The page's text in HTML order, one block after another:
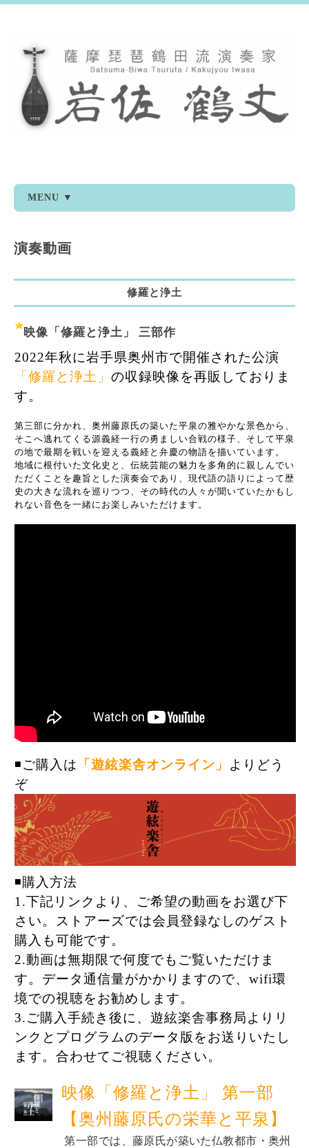
MENU ▼
演奏動画
修羅と浄土
映像「修羅と浄土」 三部作
2022年秋に岩手県奥州市で開催された公演
「修羅と浄土」 の収録映像を再販しておりま
す。
第三部に分かれ、奥州藤原氏の築いた平泉の雅やかな景色から、
そこへ逃れてくる源義経一行の勇ましい合戦の様子、そして平泉
の地で最期を戦いを迎える義経と弁慶の物語を描いています。
地域に根付いた文化史と、伝統芸能の魅力を多角的に親しんでい
ただくことを趣旨とした演奏会であり、現代語の語りによって歴
史の大きな流れを巡りつつ、その時代の人々が聞いていたかもし
れない音色を一緒にお楽しみいただけます。
◾️ご購入は 「遊絃楽舎オンライン」 よりどう
ぞ
◾️購入方法
1.下記リンクより、ご希望の動画をお選び下
さい。ストアーズでは会員登録なしのゲスト
購入も可能です。
2.動画は無期限で何度でもご覧いただけま
す。データ通信量がかかりますので、wifi環
境での視聴をお勧めします。
3.ご購入手続き後に、遊絃楽舎事務局よりリ
ンクとプログラムのデータ版をお送りいたし
ます。合わせてご視聴ください。
映像「修羅と浄土」 第一部
【奥州藤原氏の栄華と平泉】
第一部では、藤原氏が築いた仏教都市・奥州